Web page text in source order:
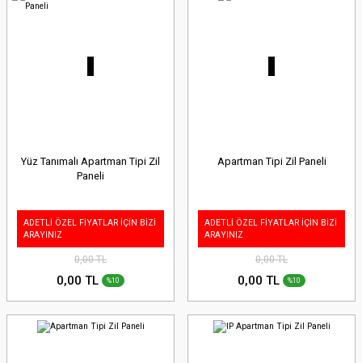
Yüz Tanımalı Apartman Tipi Zil
Paneli
ADETLİ ÖZEL FİYATLAR İÇİN BİZİ
ARAYINIZ
0,00 TL
0,00 TL %10
Apartman Tipi Zil Paneli
ADETLİ ÖZEL FİYATLAR İÇİN BİZİ
ARAYINIZ
0,00 TL
0,00 TL %10